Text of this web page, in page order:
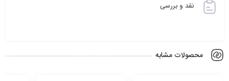
نقد و بررسی
محصولات مشابه